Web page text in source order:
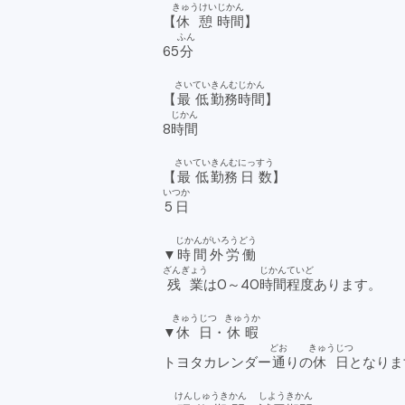
【休憩
きゅうけい
時間
じかん
】
65分
ふん
【最低
さいてい
勤務
きんむ
時間
じかん
】
8時間
じかん
【最低
さいてい
勤務
きんむ
日数
にっすう
】
5日
いつか
▼ 時間外労働
じかんがいろうどう
残業
ざんぎょう
は0～40時間
じかん
程度
ていど
あります。
▼休日
きゅうじつ
・ 休暇
きゅうか
トヨタカレンダー通
どお
りの休日
きゅうじつ
となり
けんしゅうきかん しようきかん